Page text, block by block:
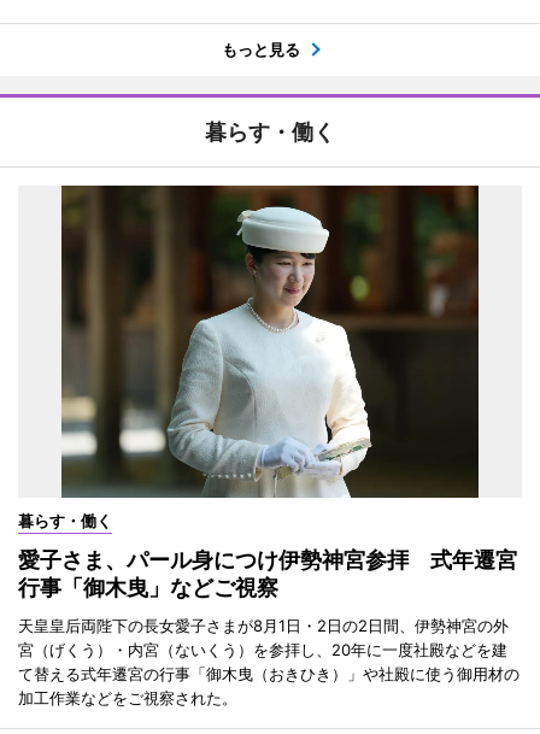
もっと見る
暮らす・働く
暮らす・働く
愛子さま、パール身につけ伊勢神宮参拝 式年遷宮
行事「御木曳」などご視察
天皇皇后両陛下の長女愛子さまが8月1日・2日の2日間、伊勢神宮の外
宮（げくう）・内宮（ないくう）を参拝し、20年に一度社殿などを建
て替える式年遷宮の行事「御木曳（おきひき）」や社殿に使う御用材の
加工作業などをご視察された。